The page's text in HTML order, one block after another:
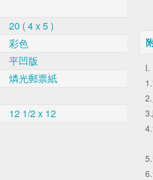
20 ( 4 x 5 )
彩色
平凹版
燐光郵票紙
12 1/2 x 12
I.